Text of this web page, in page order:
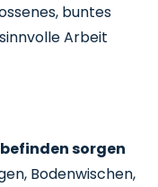
buntes
Arbeit
sorgen
Bodenwischen,